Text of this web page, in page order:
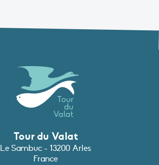
Tour du Valat
Le Sambuc - 13200 Arles
France